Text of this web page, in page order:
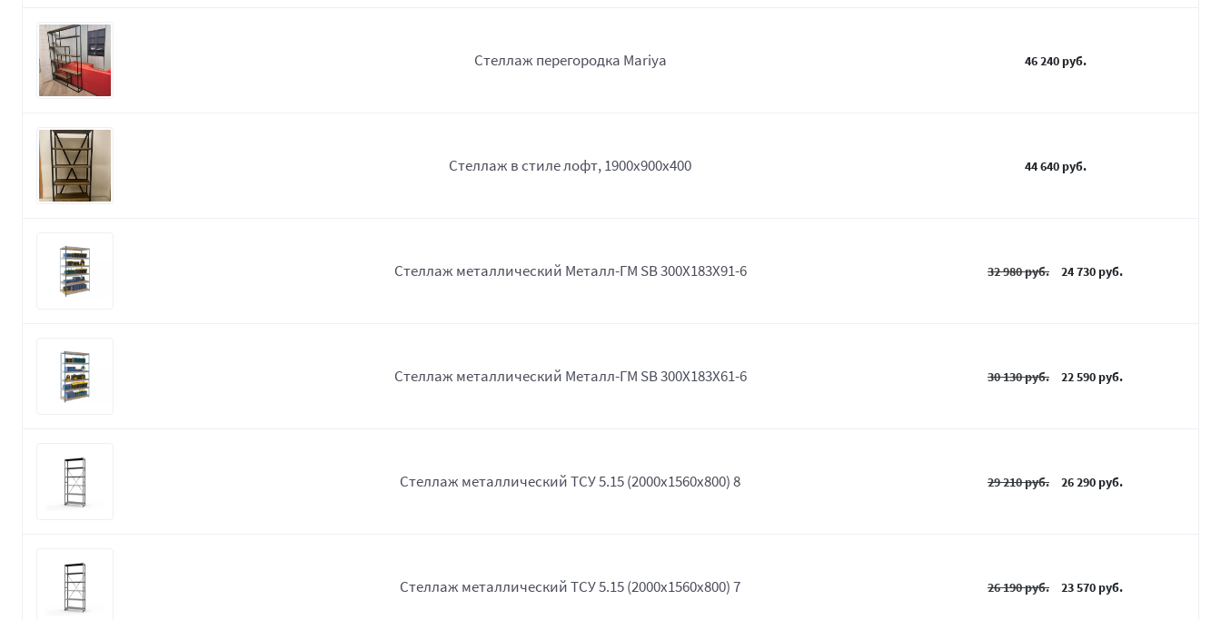
Стеллаж перегородка Mariya 46 240 руб.
Стеллаж в стиле лофт, 1900х900х400 44 640 руб.
Стеллаж металлический Металл-ГМ SB 300X183X91-6 32 980 руб. 24 730 руб.
Стеллаж металлический Металл-ГМ SB 300X183X61-6 30 130 руб. 22 590 руб.
Стеллаж металлический ТСУ 5.15 (2000х1560х800) 8 29 210 руб. 26 290 руб.
Стеллаж металлический ТСУ 5.15 (2000х1560х800) 7 26 190 руб. 23 570 руб.